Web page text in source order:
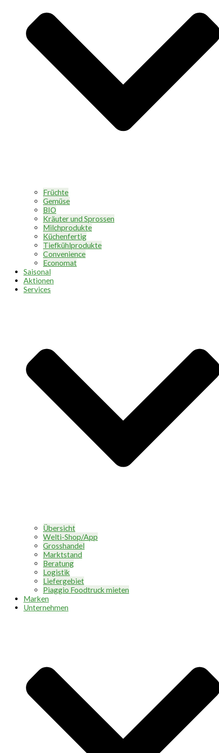
Früchte
Gemüse
BIO
Kräuter und Sprossen
Milchprodukte
Küchenfertig
Tiefkühlprodukte
Convenience
Economat
Saisonal
Aktionen
Services
Übersicht
Welti-Shop/App
Grosshandel
Marktstand
Beratung
Logistik
Liefergebiet
Piaggio Foodtruck mieten
Marken
Unternehmen